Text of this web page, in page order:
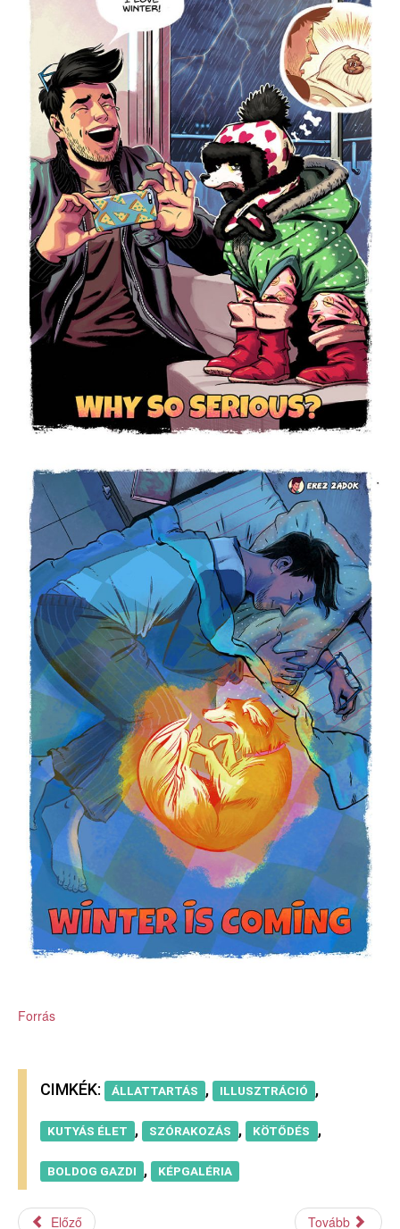
Forrás
CIMKÉK: ÁLLATTARTÁS , ILLUSZTRÁCIÓ ,
KUTYÁS ÉLET , SZÓRAKOZÁS , KÖTŐDÉS ,
BOLDOG GAZDI , KÉPGALÉRIA
Előző Tovább